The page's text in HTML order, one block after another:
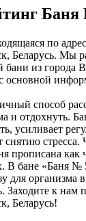
по
Беларусь. Мы
бани из города
основной
способ
и отдохнуть.
усиливает
снятию стресса.
прописана как
В бане «Баня №
для организма
Заходите к нам
Беларусь!